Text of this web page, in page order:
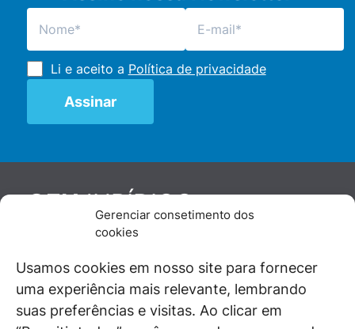
Gerenciar consetimento dos
cookies
Usamos cookies em nosso site para fornecer
uma experiência mais relevante, lembrando
suas preferências e visitas. Ao clicar em
Li e aceito a Política de privacidade
GENJURÍDICO
De maneira independente, os autores e
juristas e doutrinadores nacionais, se posicionam
diante de questões relevantes do cotidiano e
universo jurídico.